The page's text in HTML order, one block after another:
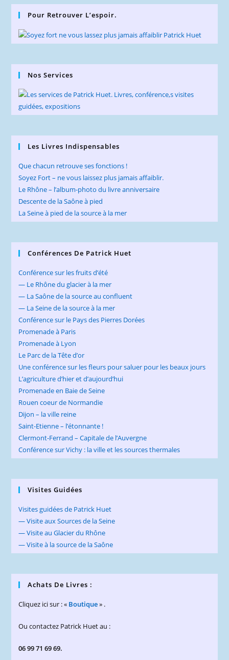
Pour Retrouver L’espoir.
Nos Services
Les Livres Indispensables
Que chacun retrouve ses fonctions !
Soyez Fort – ne vous laissez plus jamais affaiblir.
Le Rhône – l’album-photo du livre anniversaire
Descente de la Saône à pied
La Seine à pied de la source à la mer
Conférences De Patrick Huet
Conférence sur les fruits d’été
— Le Rhône du glacier à la mer
— La Saône de la source au confluent
— La Seine de la source à la mer
Conférence sur le Pays des Pierres Dorées
Promenade à Paris
Promenade à Lyon
Le Parc de la Tête d’or
Une conférence sur les fleurs pour saluer pour les beaux jours
L’agriculture d’hier et d’aujourd’hui
Promenade en Baie de Seine
Rouen coeur de Normandie
Dijon – la ville reine
Saint-Etienne – l’étonnante !
Clermont-Ferrand – Capitale de l’Auvergne
Conférence sur Vichy : la ville et les sources thermales
Visites Guidées
Visites guidées de Patrick Huet
— Visite aux Sources de la Seine
— Visite au Glacier du Rhône
— Visite à la source de la Saône
Achats De Livres :
Cliquez ici sur : « Boutique» .
Ou contactez Patrick Huet au :
06 99 71 69 69.